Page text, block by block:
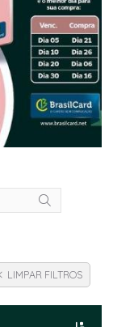
LIMPAR FILTROS